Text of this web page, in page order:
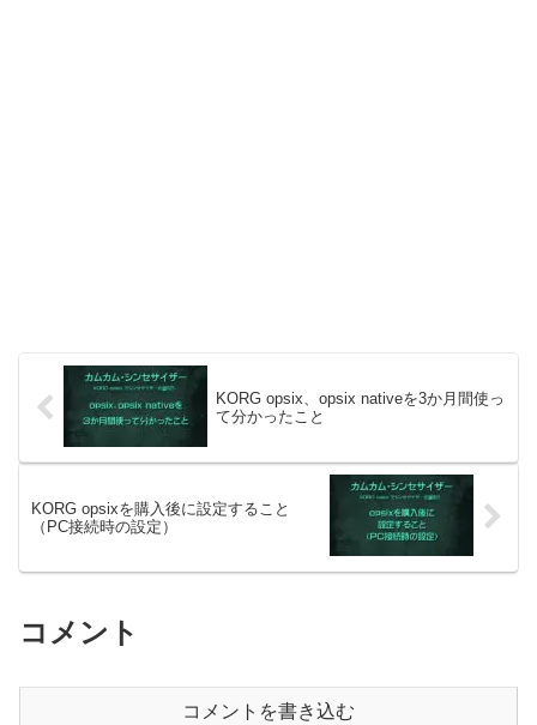
KORG opsix、opsix nativeを3か月間使っ
て分かったこと
KORG opsixを購入後に設定すること
（PC接続時の設定）
コメント
コメントを書き込む